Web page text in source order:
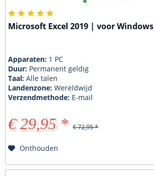
Microsoft Excel 2019 | voor Windows
Apparaten: 1 PC
Duur: Permanent geldig
Taal:Alle talen
Landenzone:Wereldwijd
Verzendmethode: E-mail
€ 29,95 * € 72,95 *
Onthouden